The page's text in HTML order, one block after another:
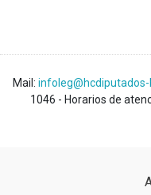
Mail: infoleg@hcdiputados-
1046 - Horarios de